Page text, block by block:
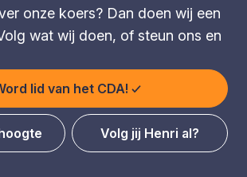
onze koers? Dan doen wij een
wat wij doen, of steun ons en
lid van het CDA!
Volg jij Henri al?